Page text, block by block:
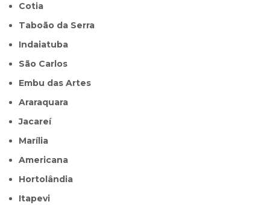
Cotia
Taboão da Serra
Indaiatuba
São Carlos
Embu das Artes
Araraquara
Jacareí
Marília
Americana
Hortolândia
Itapevi